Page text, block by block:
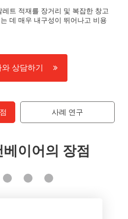
트 적재를 장거리 및 복잡한 창고
데 매우 내구성이 뛰어나고 비용
상담하기
사례 연구
이어의 장점